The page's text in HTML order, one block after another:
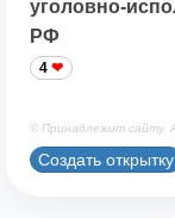
уголовно-
РФ
4
© Принадлежит сайту.
Создать открытку